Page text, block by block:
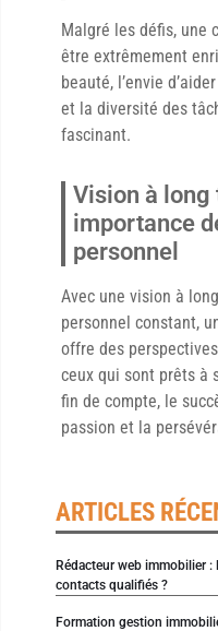
Malgré les défis, une
être extrêmement
beauté, l’envie
et la diversité des
fascinant.
Vision à long
importance
personnel
Avec une vision à
personnel constant,
offre des
ceux qui sont prêts à
fin de compte, le
passion et la
ARTICLES
Rédacteur web immobilier
contacts qualifiés ?
Formation gestion